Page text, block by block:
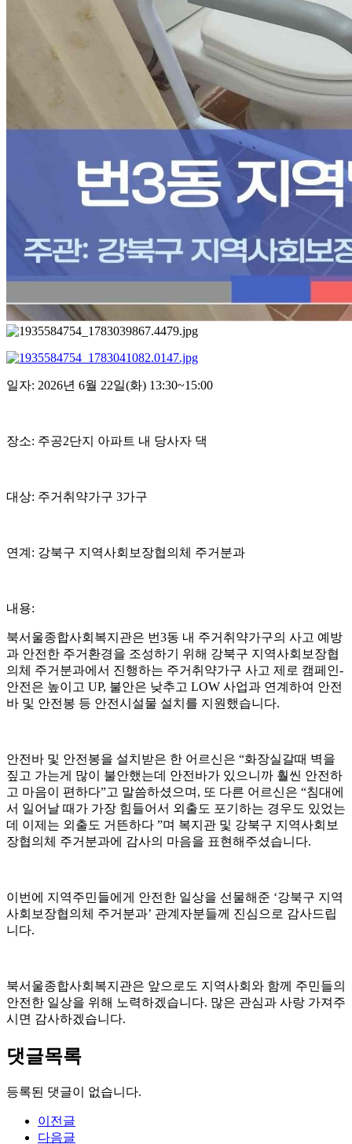
일자: 2026년 6월 22일(화) 13:30~15:00
장소: 주공2단지 아파트 내 당사자 댁
대상: 주거취약가구 3가구
연계: 강북구 지역사회보장협의체 주거분과
내용:
북서울종합사회복지관은 번3동 내 주거취약가구의 사고 예방
과 안전한 주거환경을 조성하기 위해 강북구 지역사회보장협
의체 주거분과에서 진행하는 주거취약가구 사고 제로 캠페인-
안전은 높이고 UP, 불안은 낮추고 LOW 사업과 연계하여 안전
바 및 안전봉 등 안전시설물 설치를 지원했습니다.
안전바 및 안전봉을 설치받은 한 어르신은 “화장실갈때 벽을
짚고 가는게 많이 불안했는데 안전바가 있으니까 훨씬 안전하
고 마음이 편하다”고 말씀하셨으며, 또 다른 어르신은 “침대에
서 일어날 때가 가장 힘들어서 외출도 포기하는 경우도 있었는
데 이제는 외출도 거뜬하다 ”며 복지관 및 강북구 지역사회보
장협의체 주거분과에 감사의 마음을 표현해주셨습니다.
이번에 지역주민들에게 안전한 일상을 선물해준 ‘강북구 지역
사회보장협의체 주거분과’ 관계자분들께 진심으로 감사드립
니다.
북서울종합사회복지관은 앞으로도 지역사회와 함께 주민들의
안전한 일상을 위해 노력하겠습니다. 많은 관심과 사랑 가져주
시면 감사하겠습니다.
댓글목록
등록된 댓글이 없습니다.
이전글
다음글